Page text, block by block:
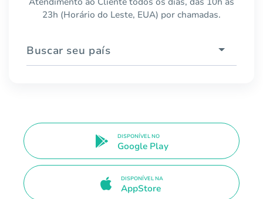
23h (Horário do Leste, EUA) por chamadas.
Buscar seu país
DISPONÍVEL NO
Google Play
DISPONÍVEL NA
AppStore